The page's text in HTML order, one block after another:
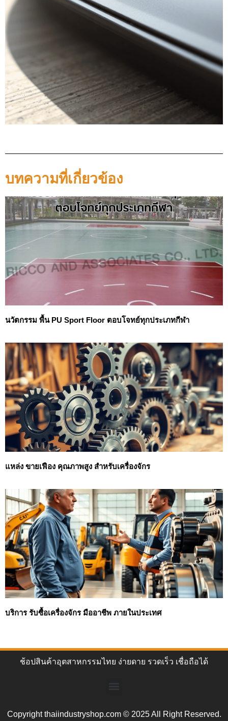
บทความที่เกี่ยวข้อง
นวัตกรรม พื้น PU Sport Floor ตอบโจทย์ทุกประเภทกีฬา
แหล่ง ขายเฟือง คุณภาพสูง สำหรับเครื่องจักร
บริการ รับซื้อเครื่องจักร มืออาชีพ ภายในประเทศ
ช้อปสินค้าอุตสาหกรรมไทย ง่ายดาย รวดเร็ว เชื่อถือได้
Copyright thaiindustryshop.com © 2025 All Right Reserved.